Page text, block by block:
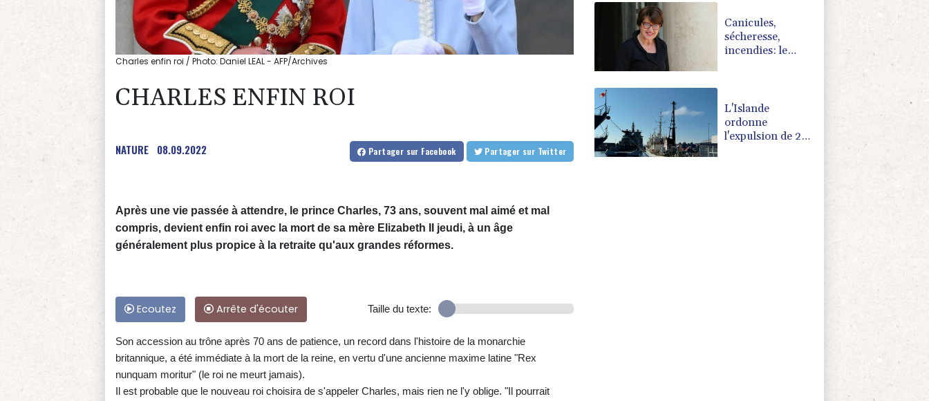
Charles enfin roi / Photo: Daniel LEAL - AFP/Archives
CHARLES ENFIN ROI
NATURE 08.09.2022 Partager sur Facebook Partager sur Twitter
Après une vie passée à attendre, le prince Charles, 73 ans, souvent mal aimé et mal
compris, devient enfin roi avec la mort de sa mère Elizabeth II jeudi, à un âge
généralement plus propice à la retraite qu'aux grandes réformes.
Ecoutez Arrête d'écouter Taille du texte:
Son accession au trône après 70 ans de patience, un record dans l'histoire de la monarchie
britannique, a été immédiate à la mort de la reine, en vertu d'une ancienne maxime latine "Rex
nunquam moritur" (le roi ne meurt jamais).
Il est probable que le nouveau roi choisira de s'appeler Charles, mais rien ne l'y oblige. "Il pourrait
agriculteur "seul"
Canicules,
sécheresse,
incendies: le
"aucun
agriculteur seul"
L'Islande
ordonne
l'expulsion de 21